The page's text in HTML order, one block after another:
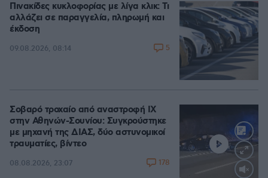
Πινακίδες κυκλοφορίας με λίγα κλικ: Τι
αλλάζει σε παραγγελία, πληρωμή και
έκδοση
09.08.2026, 08:14 5
Σοβαρό τροχαίο από αναστροφή ΙΧ
στην Αθηνών-Σουνίου: Συγκρούστηκε
με μηχανή της ΔΙΑΣ, δύο αστυνομικοί
τραυματίες, βίντεο
08.08.2026, 23:07 178